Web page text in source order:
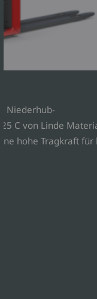
Niederhub-
C von Linde
hohe Tragkraft für